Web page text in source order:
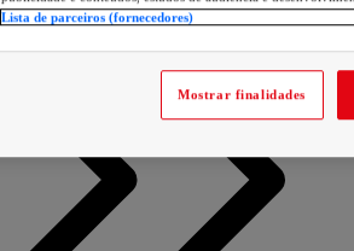
Lista de parceiros (fornecedores)
Mostrar finalidades